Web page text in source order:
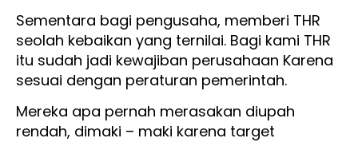
Sementara bagi pengusaha, memberi THR
seolah kebaikan yang ternilai. Bagi kami THR
itu sudah jadi kewajiban perusahaan Karena
sesuai dengan peraturan pemerintah.
Mereka apa pernah merasakan diupah
rendah, dimaki – maki karena target